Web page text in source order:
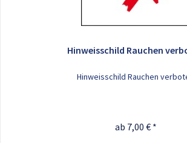
Hinweisschild Rauchen
Hinweisschild Rauchen
ab 7,00 € *